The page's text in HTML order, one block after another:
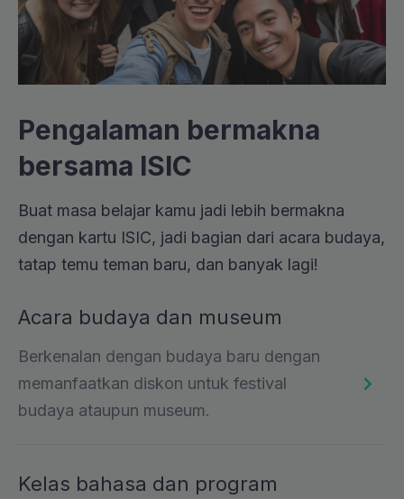
Pengalaman bermakna
bersama ISIC
Buat masa belajar kamu jadi lebih bermakna
dengan kartu ISIC, jadi bagian dari acara budaya,
tatap temu teman baru, dan banyak lagi!
Acara budaya dan museum
Berkenalan dengan budaya baru dengan
memanfaatkan diskon untuk festival
budaya ataupun museum.
Kelas bahasa dan program